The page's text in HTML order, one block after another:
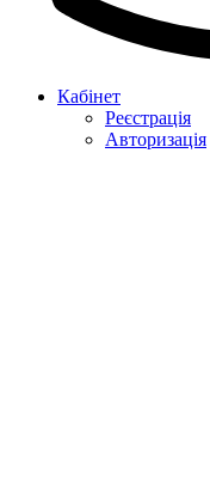
Кабінет
Реєстрація
Авторизація